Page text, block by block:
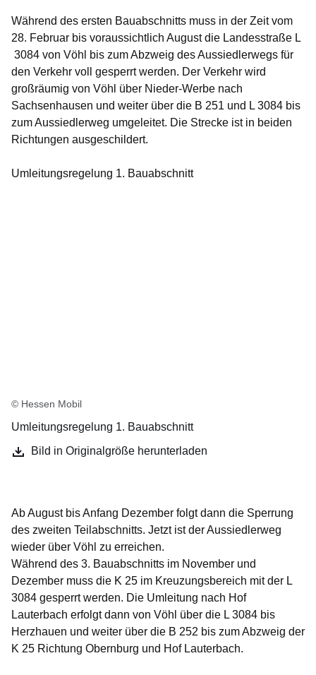
Während des ersten Bauabschnitts muss in der Zeit vom
28. Februar bis voraussichtlich August die Landesstraße L
3084 von Vöhl bis zum Abzweig des Aussiedlerwegs für
den Verkehr voll gesperrt werden. Der Verkehr wird
großräumig von Vöhl über Nieder-Werbe nach
Sachsenhausen und weiter über die B 251 und L 3084 bis
zum Aussiedlerweg umgeleitet. Die Strecke ist in beiden
Richtungen ausgeschildert.
Umleitungsregelung 1. Bauabschnitt
© Hessen Mobil
Umleitungsregelung 1. Bauabschnitt
Bild in Originalgröße herunterladen
Ab August bis Anfang Dezember folgt dann die Sperrung
des zweiten Teilabschnitts. Jetzt ist der Aussiedlerweg
wieder über Vöhl zu erreichen.
Während des 3. Bauabschnitts im November und
Dezember muss die K 25 im Kreuzungsbereich mit der L
3084 gesperrt werden. Die Umleitung nach Hof
Lauterbach erfolgt dann von Vöhl über die L 3084 bis
Herzhauen und weiter über die B 252 bis zum Abzweig der
K 25 Richtung Obernburg und Hof Lauterbach.